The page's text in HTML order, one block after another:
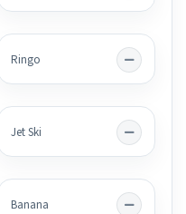
Ringo
Jet Ski
Banana